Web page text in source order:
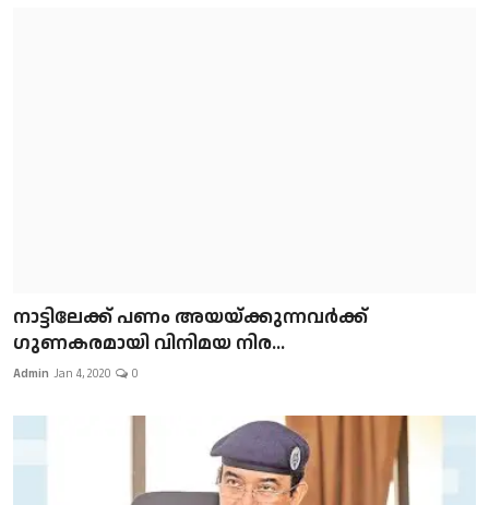
നാട്ടിലേക്ക് പണം അയയ്ക്കുന്നവർക്ക്
ഗുണകരമായി വിനിമയ നിര...
Admin Jan 4, 2020 0